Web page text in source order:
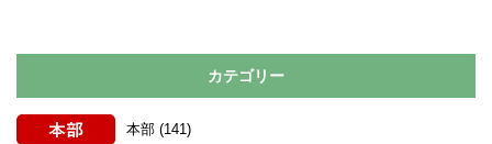
カテゴリー
本部 (141)